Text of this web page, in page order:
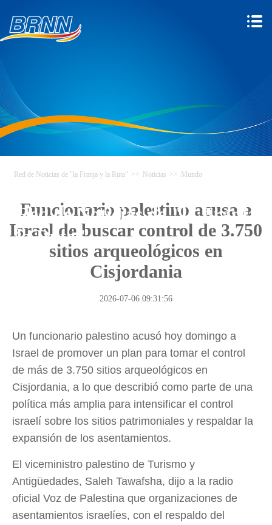
Red de Noticias de "la Franja y
la Ruta"
Red de Noticias de "la Franja y la Ruta" >> Noticias >> Mundo
Funcionario palestino acusa a
Israel de buscar control de 3.750
sitios arqueológicos en
Cisjordania
2026-07-06 09:31:56
Un funcionario palestino acusó hoy domingo a
Israel de promover un plan para tomar el control
de más de 3.750 sitios arqueológicos en
Cisjordania, a lo que describió como parte de una
política más amplia para intensificar el control
israelí sobre los sitios patrimoniales y respaldar la
expansión de los asentamientos.
El viceministro palestino de Turismo y
Antigüedades, Saleh Tawafsha, dijo a la radio
oficial Voz de Palestina que organizaciones de
asentamientos israelíes, con el respaldo del